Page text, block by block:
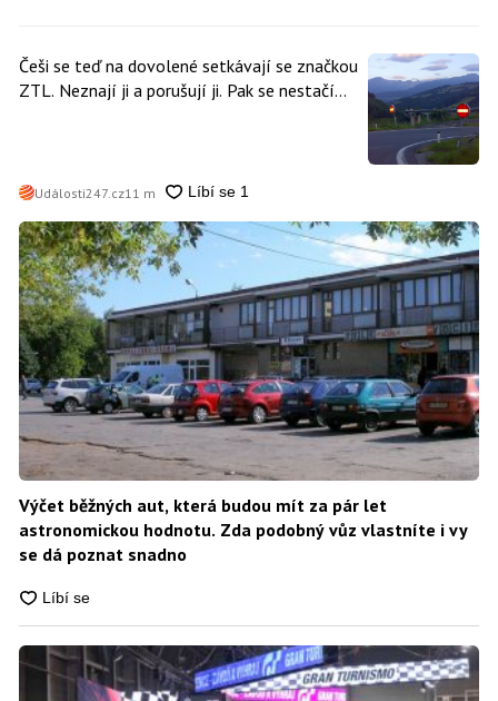
Češi se teď na dovolené setkávají se značkou
ZTL. Neznají ji a porušují ji. Pak se nestačí
Události247.cz11 m
Výčet běžných aut, která budou mít za pár let
astronomickou hodnotu. Zda podobný vůz vlastníte i vy
se dá poznat snadno